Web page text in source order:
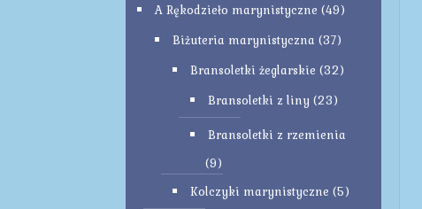
A Rękodzieło marynistyczne (49)
Biżuteria marynistyczna (37)
Bransoletki żeglarskie (32)
Bransoletki z liny (23)
Bransoletki z rzemienia
(9)
Kolczyki marynistyczne (5)